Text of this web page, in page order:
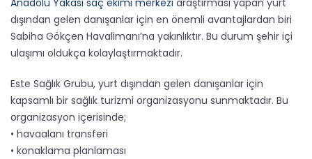
Anadolu Yakası saç ekimi merkezi araştırması yapan yurt
dışından gelen danışanlar için en önemli avantajlardan biri
Sabiha Gökçen Havalimanı’na yakınlıktır. Bu durum şehir içi
ulaşımı oldukça kolaylaştırmaktadır.
Este Sağlık Grubu, yurt dışından gelen danışanlar için
kapsamlı bir sağlık turizmi organizasyonu sunmaktadır. Bu
organizasyon içerisinde;
• havaalanı transferi
• konaklama planlaması